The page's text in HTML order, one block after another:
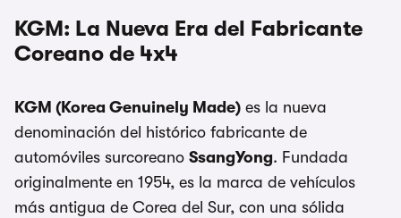
KGM: La Nueva Era del Fabricante
Coreano de 4x4
KGM (Korea Genuinely Made) es la nueva
denominación del histórico fabricante de
automóviles surcoreano SsangYong. Fundada
originalmente en 1954, es la marca de vehículos
más antigua de Corea del Sur, con una sólida